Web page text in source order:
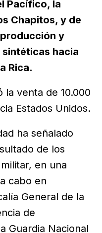
Pacífico, la
Chapitos, y de
y
hacia
Rica.
la venta de 10.000
Estados Unidos.
ha señalado
de los
en una
cabo en
General de la
de
Guardia Nacional